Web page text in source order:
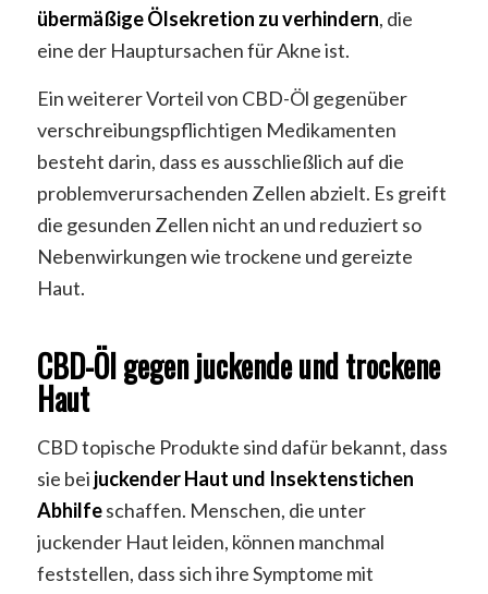
übermäßige Ölsekretion zu verhindern, die
eine der Hauptursachen für Akne ist.
Ein weiterer Vorteil von CBD-Öl gegenüber
verschreibungspflichtigen Medikamenten
besteht darin, dass es ausschließlich auf die
problemverursachenden Zellen abzielt. Es greift
die gesunden Zellen nicht an und reduziert so
Nebenwirkungen wie trockene und gereizte
Haut.
CBD-Öl gegen juckende und trockene
Haut
CBD topische Produkte sind dafür bekannt, dass
sie bei juckender Haut und Insektenstichen
Abhilfeschaffen. Menschen, die unter
juckender Haut leiden, können manchmal
feststellen, dass sich ihre Symptome mit